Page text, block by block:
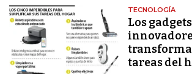
TECNOLOGÍA
Los gadgets
tareas del